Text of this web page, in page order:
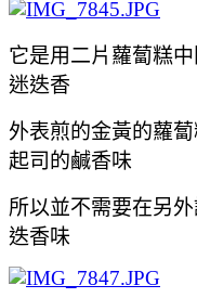
它是用二片 蘿蔔糕
迷迭香
外表煎的金黃的蘿
起司的鹹香味
所以並不需要在另
迭香味